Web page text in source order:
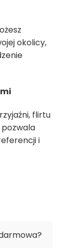
okolicy,
flirtu
i